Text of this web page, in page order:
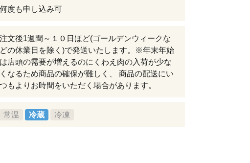
何度も申し込み可
注文後1週間～１０日ほど(ゴールデンウィークな
どの休業日を除く)で発送いたします。※年末年始
は店頭の需要が増えるのにくわえ肉の入荷が少な
くなるため商品の確保が難しく、 商品の配送にい
つもよりお時間をいただく場合があります。
常温 冷蔵 冷凍